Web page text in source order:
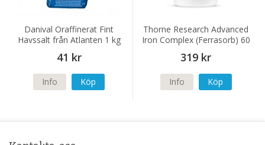
Danival Oraffinerat Fint
Havssalt från Atlanten 1 kg
41 kr
Info Köp
Thorne Research Advanced
Iron Complex (Ferrasorb) 60
kapslar
319 kr
Info Köp